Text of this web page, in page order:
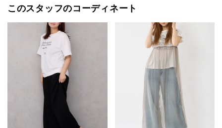
このスタッフのコーディネート